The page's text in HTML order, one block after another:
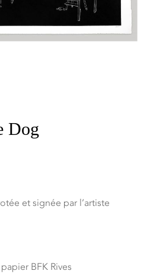
Dog
et signée par l’artiste
BFK Rives